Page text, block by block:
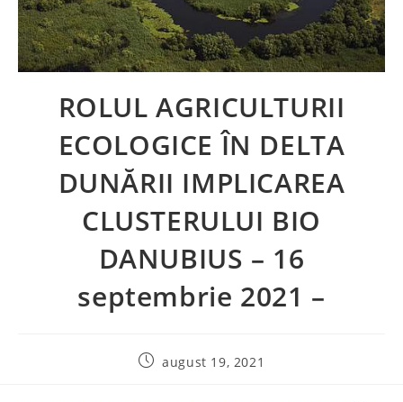
ROLUL AGRICULTURII
ECOLOGICE ÎN DELTA
DUNĂRII IMPLICAREA
CLUSTERULUI BIO
DANUBIUS – 16
septembrie 2021 –
august 19, 2021